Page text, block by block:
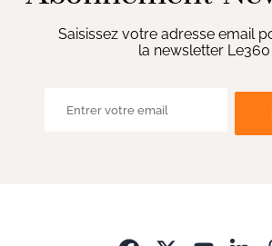
Saisissez votre adresse email
la newsletter Le360